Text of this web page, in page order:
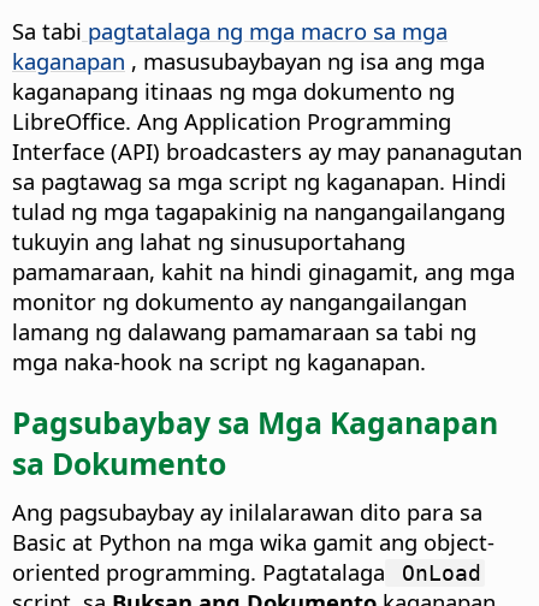
Sa tabi pagtatalaga ng mga macro sa mga
kaganapan , masusubaybayan ng isa ang mga
kaganapang itinaas ng mga dokumento ng
LibreOffice. Ang Application Programming
Interface (API) broadcasters ay may pananagutan
sa pagtawag sa mga script ng kaganapan. Hindi
tulad ng mga tagapakinig na nangangailangang
tukuyin ang lahat ng sinusuportahang
pamamaraan, kahit na hindi ginagamit, ang mga
monitor ng dokumento ay nangangailangan
lamang ng dalawang pamamaraan sa tabi ng
mga naka-hook na script ng kaganapan.
Pagsubaybay sa Mga Kaganapan
sa Dokumento
Ang pagsubaybay ay inilalarawan dito para sa
Basic at Python na mga wika gamit ang object-
oriented programming. Pagtatalaga
OnLoad